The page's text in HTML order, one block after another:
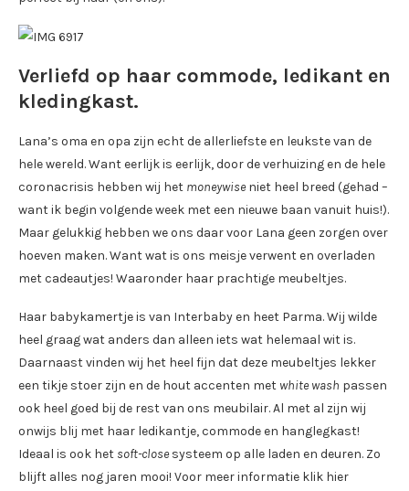
Verliefd op haar commode, ledikant en
kledingkast.
Lana’s oma en opa zijn echt de allerliefste en leukste van de
hele wereld. Want eerlijk is eerlijk, door de verhuizing en de hele
coronacrisis hebben wij het moneywiseniet heel breed (gehad –
want ik begin volgende week met een nieuwe baan vanuit huis!).
Maar gelukkig hebben we ons daar voor Lana geen zorgen over
hoeven maken. Want wat is ons meisje verwent en overladen
met cadeautjes! Waaronder haar prachtige meubeltjes.
Haar babykamertje is van Interbaby en heet Parma. Wij wilde
heel graag wat anders dan alleen iets wat helemaal wit is.
Daarnaast vinden wij het heel fijn dat deze meubeltjes lekker
een tikje stoer zijn en de hout accenten met white wash passen
ook heel goed bij de rest van ons meubilair. Al met al zijn wij
onwijs blij met haar ledikantje, commode en hanglegkast!
Ideaal is ook het soft-closesysteem op alle laden en deuren. Zo
blijft alles nog jaren mooi! Voor meer informatie klik hier